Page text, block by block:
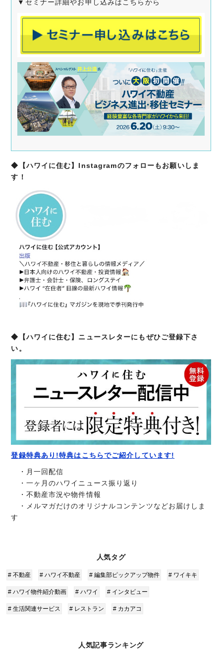
▼セミナー詳細やお申し込みはこちらから
◆【ハワイに住む】Instagramのフォローもお願いしま
す！
◆【ハワイに住む】ニュースレターにもぜひご登録下さ
い。
登録特典あり!特典はこちらでご紹介しています!
・月一回配信
・一ヶ月のハワイニュース振り返り
・不動産市況や物件情報
・メルマガだけのオリジナルコンテンツなどお届けしま
す
人気タグ
# 不動産 # ハワイ不動産 # 編集部ピックアップ物件 # ワイキキ
# ハワイ物件紹介動画 # ハワイ # インタビュー
# 生活関連サービス # レストラン # カカアコ
人気記事ランキング